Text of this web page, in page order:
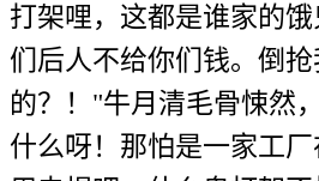
打架哩，这都是谁家的
们后人不给你们钱。倒
的？！"牛月清毛骨悚然
什么呀！那怕是一家工